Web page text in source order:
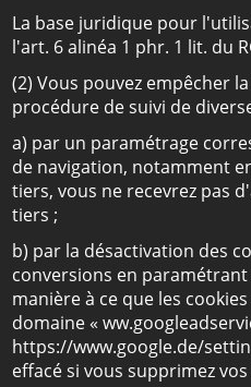
La base juridique pour
l'art. 6 alinéa 1 phr. 1 lit. du
(2) Vous pouvez empêcher
procédure de suivi de
a) par un paramétrage
de navigation, notamment
tiers, vous ne recevrez pas
tiers ;
b) par la désactivation des
conversions en
manière à ce que les
domaine «
https://www.google.de/
effacé si vous supprimez